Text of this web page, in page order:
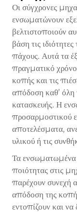
Οι σύγχρονες
ενσωματώνουν
βελτιστοποιούν
βάση τις
πάχους. Αυτά τα
πραγματικό χρόνο
κοπής και τις
απόδοση καθ’ όλη
κατασκευής. Η
προσαρμοστικού
αποτελέσματα,
υλικού ή τις
Τα
ποιότητας στις
παρέχουν συνεχή
απόδοση της
εντοπίζουν και